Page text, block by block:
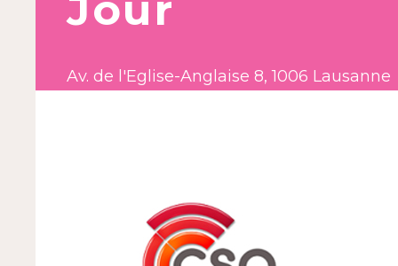
Av. de l'Eglise-Anglaise 8, 1006 Lausanne